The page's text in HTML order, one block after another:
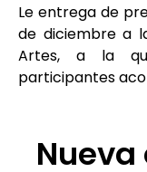
Le entrega de
de diciembre a
Artes, a la
participantes